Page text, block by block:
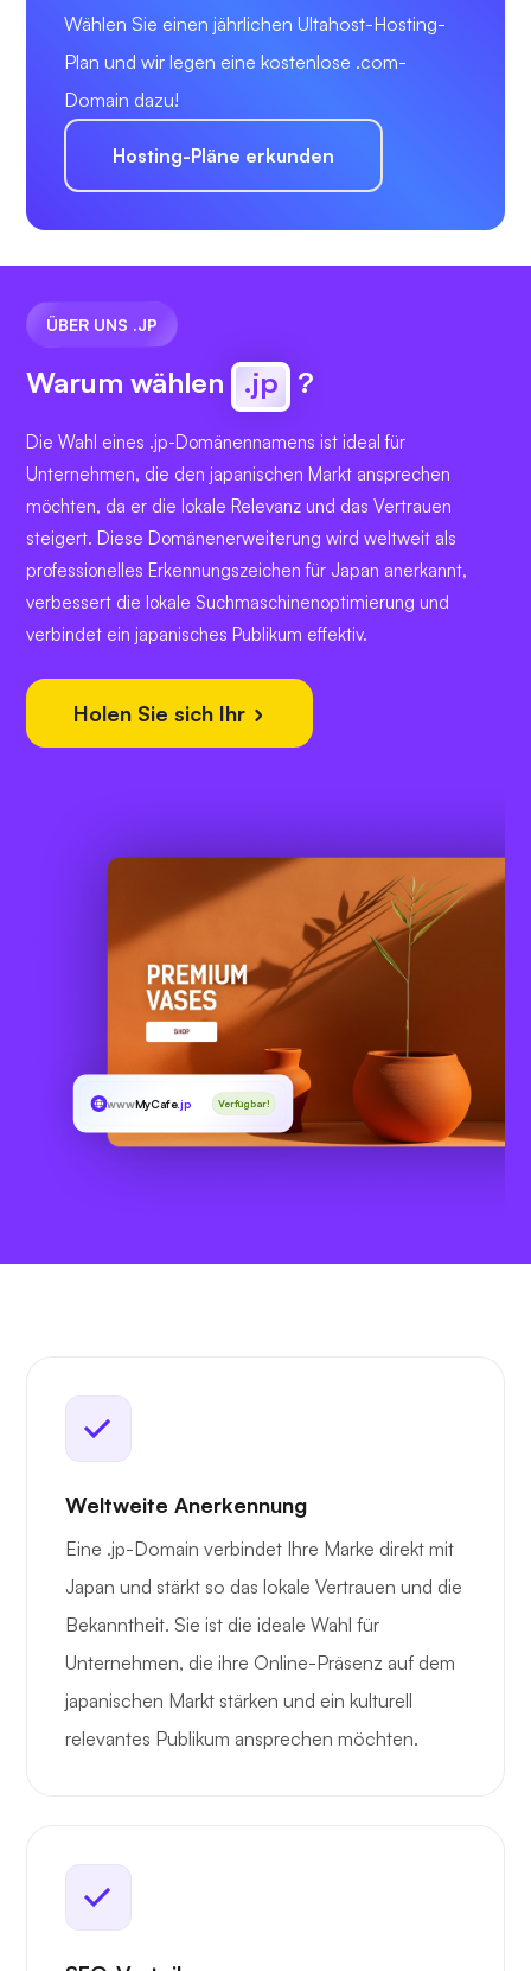
Wählen Sie einen jährlichen Ultahost-Hosting-
Plan und wir legen eine kostenlose .com-
Domain dazu!
Hosting-Pläne erkunden
ÜBER UNS .JP
Warum wählen .jp ?
Die Wahl eines .jp-Domänennamens ist ideal für
Unternehmen, die den japanischen Markt ansprechen
möchten, da er die lokale Relevanz und das Vertrauen
steigert. Diese Domänenerweiterung wird weltweit als
professionelles Erkennungszeichen für Japan anerkannt,
verbessert die lokale Suchmaschinenoptimierung und
verbindet ein japanisches Publikum effektiv.
Holen Sie sich Ihr
wwwMyCafe.jp Verfügbar!
Weltweite Anerkennung
Eine .jp-Domain verbindet Ihre Marke direkt mit
Japan und stärkt so das lokale Vertrauen und die
Bekanntheit. Sie ist die ideale Wahl für
Unternehmen, die ihre Online-Präsenz auf dem
japanischen Markt stärken und ein kulturell
relevantes Publikum ansprechen möchten.